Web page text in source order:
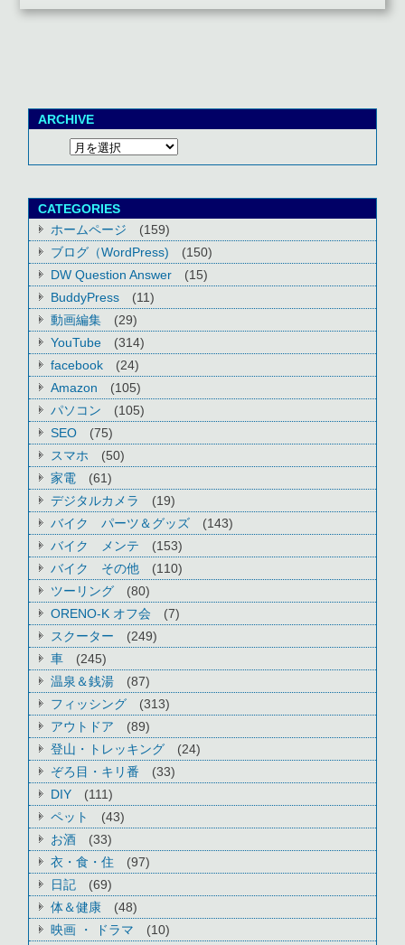
ARCHIVE
CATEGORIES
ホームページ
(159)
ブログ（WordPress)
(150)
DW Question Answer
(15)
BuddyPress
(11)
動画編集
(29)
YouTube
(314)
facebook
(24)
Amazon
(105)
パソコン
(105)
SEO
(75)
スマホ
(50)
家電
(61)
デジタルカメラ
(19)
バイク パーツ＆グッズ
(143)
バイク メンテ
(153)
バイク その他
(110)
ツーリング
(80)
ORENO-K オフ会
(7)
スクーター
(249)
車
(245)
温泉＆銭湯
(87)
フィッシング
(313)
アウトドア
(89)
登山・トレッキング
(24)
ぞろ目・キリ番
(33)
DIY
(111)
ペット
(43)
お酒
(33)
衣・食・住
(97)
日記
(69)
体＆健康
(48)
映画 ・ ドラマ
(10)